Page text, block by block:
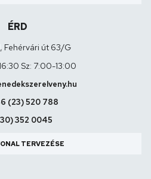
ÉRD
Fehérvári út 63/G
Sz: 7:00-13:00
(23) 520 788
352 0045
TERVEZÉSE